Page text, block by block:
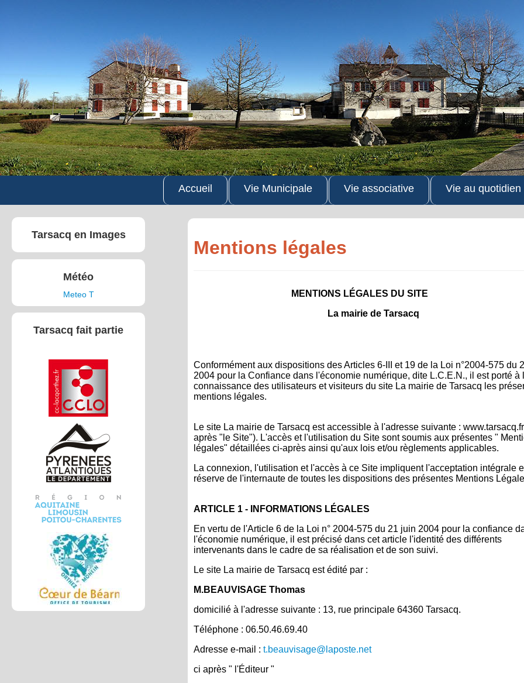
Accueil Vie Municipale Vie associative Vie au quotidien
Tarsacq en Images
Météo
Meteo T
Tarsacq fait partie
Mentions légales
MENTIONS LÉGALES DU SITE
La mairie de Tarsacq
Conformément aux dispositions des Articles 6-III et 19 de la Loi n°2004-575 du
2004 pour la Confiance dans l'économie numérique, dite L.C.E.N., il est porté à
connaissance des utilisateurs et visiteurs du site La mairie de Tarsacq les
mentions légales.
Le site La mairie de Tarsacq est accessible à l'adresse suivante :
après "le Site"). L'accès et l'utilisation du Site sont soumis aux présentes "
légales" détaillées ci-après ainsi qu'aux lois et/ou règlements applicables.
La connexion, l'utilisation et l'accès à ce Site impliquent l'acceptation intégrale
réserve de l'internaute de toutes les dispositions des présentes Mentions
ARTICLE 1 - INFORMATIONS LÉGALES
En vertu de l'Article 6 de la Loi n° 2004-575 du 21 juin 2004 pour la confiance
l'économie numérique, il est précisé dans cet article l'identité des différents
intervenants dans le cadre de sa réalisation et de son suivi.
Le site La mairie de Tarsacq est édité par :
M.BEAUVISAGE Thomas
domicilié à l'adresse suivante : 13, rue principale 64360 Tarsacq.
Téléphone : 06.50.46.69.40
Adresse e-mail : t.beauvisage@laposte.net
ci après " l'Éditeur "